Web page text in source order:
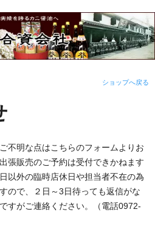
ショップへ戻る
不明な点はこちらのフォームよりお
張販売のご予約は受付できかねます
以外の臨時店休日や担当者不在の為
ので、２日～3日待っても返信がな
すがご連絡ください。（電話0972-